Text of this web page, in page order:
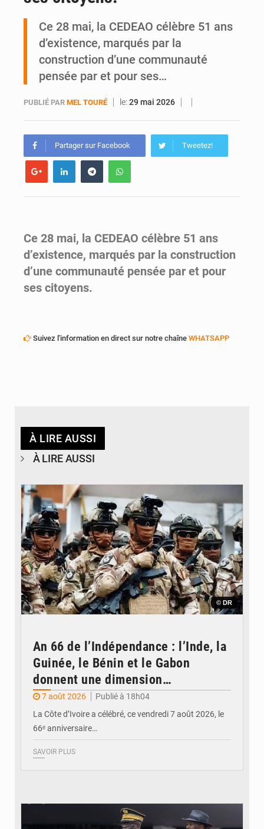
Ce 28 mai, la CEDEAO célèbre 51 ans
d’existence, marqués par la
construction d’une communauté
pensée par et pour ses…
PUBLIÉ PAR MEL TOURÉ le:29 mai 2026
Partager sur Facebook Tweetez!
Ce 28 mai, la CEDEAO célèbre 51 ans
d’existence, marqués par la construction
d’une communauté pensée par et pour
ses citoyens.
Suivez l'information en direct sur notre chaîne WHATSAPP
À LIRE AUSSI
À LIRE AUSSI
© DR
An 66 de l’Indépendance : l’Inde, la
Guinée, le Bénin et le Gabon
donnent une dimension
internationale au défilé de
Yopougon
7 août 2026
Publié à 18h04
La Côte d’Ivoire a célébré, ce vendredi 7 août 2026, le
66ᵉ anniversaire…
SAVOIR PLUS